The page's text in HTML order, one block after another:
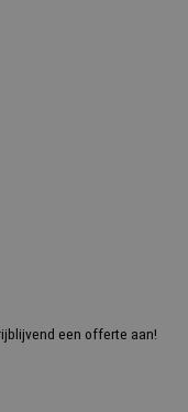
een offerte aan!